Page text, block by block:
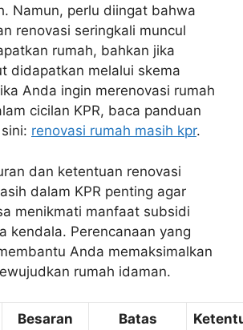
Namun, perlu diingat bahwa
renovasi seringkali muncul
rumah, bahkan jika
didapatkan melalui skema
Anda ingin merenovasi rumah
cicilan KPR, baca panduan
renovasi rumah masih kpr.
dan ketentuan renovasi
dalam KPR penting agar
menikmati manfaat subsidi
kendala. Perencanaan yang
Anda memaksimalkan
rumah idaman.
Besaran
Batas